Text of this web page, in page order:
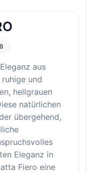
aus
und
hellgrauen
natürlichen
übergehend,
Eleganz in
Fiero eine